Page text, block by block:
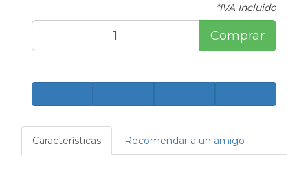
*IVA Incluido
Comprar
Características Recomendar a un amigo